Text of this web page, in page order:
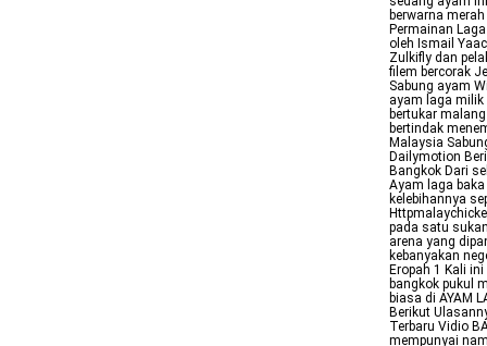
berwarna
Permainan
oleh Ismail
Zulkifly dan
filem bercorak
Sabung ayam
ayam laga milik
bertukar
bertindak
Malaysia
Dailymotion
Bangkok Dari
Ayam laga
kelebihannya
pada satu
arena yang
kebanyakan
Eropah 1 Kali
bangkok pukul
biasa di AYAM
Berikut
Terbaru Vidio
mempunyai